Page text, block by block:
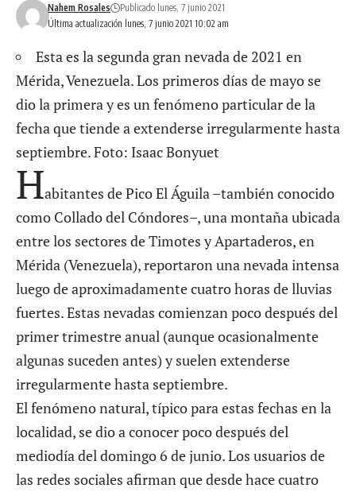
Última actualización lunes, 7 junio 2021 10:02 am
Nahem Rosales Publicado lunes, 7 junio 2021
Esta es la segunda gran nevada de 2021 en
Mérida, Venezuela. Los primeros días de mayo se
dio la primera y es un fenómeno particular de la
fecha que tiende a extenderse irregularmente hasta
septiembre. Foto: Isaac Bonyuet
Habitantes de Pico El Águila –también conocido
como Collado del Cóndores–, una montaña ubicada
entre los sectores de Timotes y Apartaderos, en
Mérida (Venezuela), reportaron una nevada intensa
luego de aproximadamente cuatro horas de lluvias
fuertes. Estas nevadas comienzan poco después del
primer trimestre anual (aunque ocasionalmente
algunas suceden antes) y suelen extenderse
irregularmente hasta septiembre.
El fenómeno natural, típico para estas fechas en la
localidad, se dio a conocer poco después del
mediodía del domingo 6 de junio. Los usuarios de
las redes sociales afirman que desde hace cuatro